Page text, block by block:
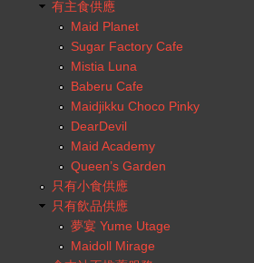
有主食供應
Maid Planet
Sugar Factory Cafe
Mistia Luna
Baberu Cafe
Maidjikku Choco Pinky
DearDevil
Maid Academy
Queen’s Garden
只有小食供應
只有飲品供應
夢宴 Yume Utage
Maidoll Mirage